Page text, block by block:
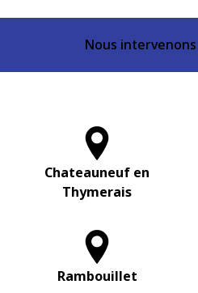
Nous
Chateauneuf en
Thymerais
Rambouillet